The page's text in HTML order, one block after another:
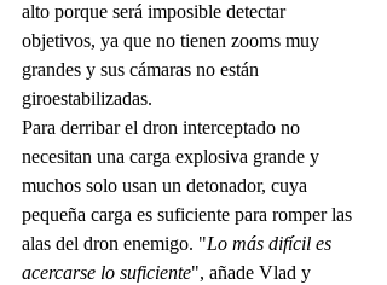
alto porque será imposible detectar
objetivos, ya que no tienen zooms muy
grandes y sus cámaras no están
giroestabilizadas.
Para derribar el dron interceptado no
necesitan una carga explosiva grande y
muchos solo usan un detonador, cuya
pequeña carga es suficiente para romper las
alas del dron enemigo. "Lo más difícil es
acercarse lo suficiente", añade Vlad y